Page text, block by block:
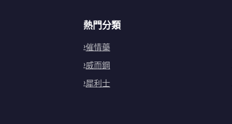
熱門分類
催情藥
威而鋼
犀利士